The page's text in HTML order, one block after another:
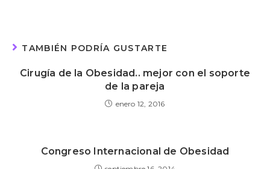
TAMBIÉN PODRÍA GUSTARTE
Cirugía de la Obesidad.. mejor con el soporte
de la pareja
enero 12, 2016
Congreso Internacional de Obesidad